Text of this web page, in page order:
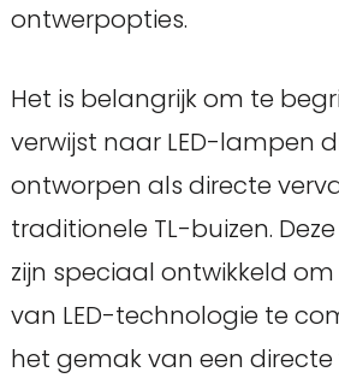
ontwerpopties.
Het is belangrijk om te
verwijst naar LED-lampen
ontworpen als directe
traditionele TL-buizen.
zijn speciaal ontwikkeld
van LED-technologie te
het gemak van een